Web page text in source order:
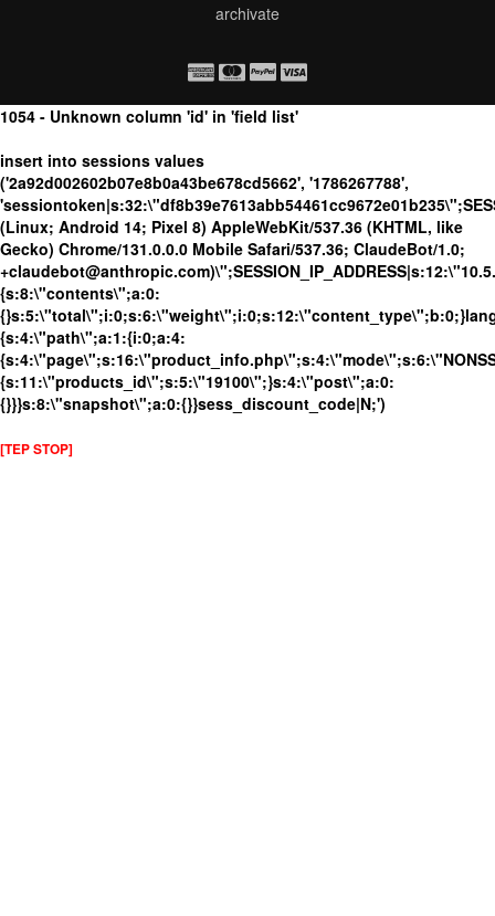
archivate
1054 - Unknown column 'id' in 'field list'
insert into sessions values
('2a92d002602b07e8b0a43be678cd5662', '1786267788',
(Linux; Android 14; Pixel 8) AppleWebKit/537.36 (KHTML, like
Gecko) Chrome/131.0.0.0 Mobile Safari/537.36; ClaudeBot/1.0;
{s:8:\"contents\";a:0:
{s:4:\"path\";a:1:{i:0;a:4:
{s:11:\"products_id\";s:5:\"19100\";}s:4:\"post\";a:0:
{}}}s:8:\"snapshot\";a:0:{}}sess_discount_code|N;')
[TEP STOP]